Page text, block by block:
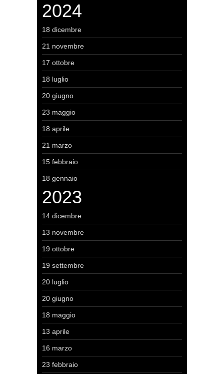
2024
18 dicembre
21 novembre
17 ottobre
18 luglio
20 giugno
23 maggio
18 aprile
21 marzo
15 febbraio
18 gennaio
2023
14 dicembre
13 novembre
19 ottobre
19 settembre
20 luglio
20 giugno
18 maggio
13 aprile
16 marzo
23 febbraio